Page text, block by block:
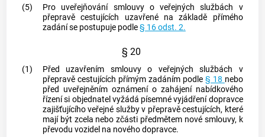
(5)
Pro uveřejňování smlouvy o veřejných službách v
přepravě cestujících uzavřené na základě přímého
zadání se postupuje podle§ 16 odst. 2.
§ 20
(1)
Před uzavřením smlouvy o veřejných službách v
přepravě cestujících přímým zadáním podle § 18 nebo
před uveřejněním oznámení o zahájení nabídkového
řízení si objednatel vyžádá písemné vyjádření dopravce
zajišťujícího veřejné služby v přepravě cestujících, které
mají být zcela nebo zčásti předmětem nové smlouvy, k
převodu vozidel na nového dopravce.